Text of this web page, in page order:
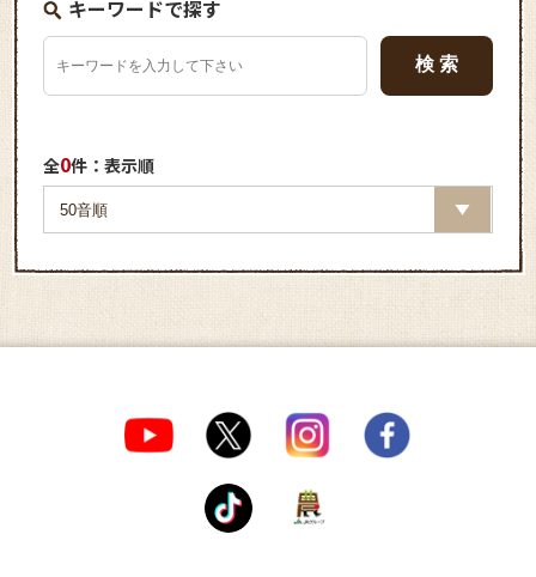
キーワードで探す
全0件：表示順